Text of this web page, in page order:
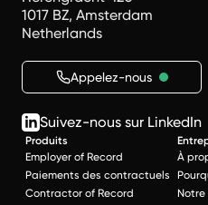
1017 BZ, Amsterdam
Netherlands
Appelez-nous
Suivez-nous sur LinkedIn
Produits
Employer of Record
Paiements des contractuels
Contractor of Record
À